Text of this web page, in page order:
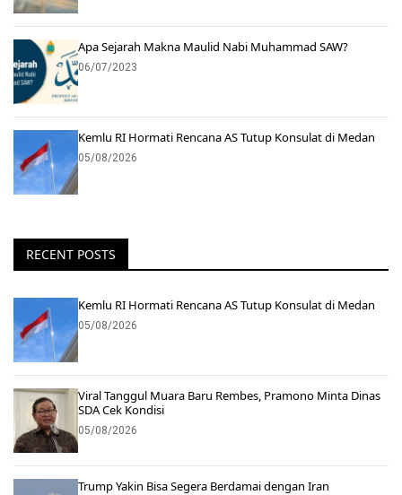
Apa Sejarah Makna Maulid Nabi Muhammad SAW?
06/07/2023
Kemlu RI Hormati Rencana AS Tutup Konsulat di Medan
05/08/2026
RECENT POSTS
Kemlu RI Hormati Rencana AS Tutup Konsulat di Medan
05/08/2026
Viral Tanggul Muara Baru Rembes, Pramono Minta Dinas
SDA Cek Kondisi
05/08/2026
Trump Yakin Bisa Segera Berdamai dengan Iran